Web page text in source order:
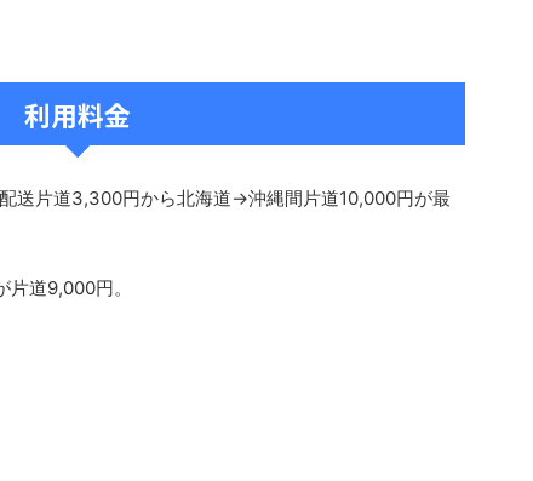
利用料金
送片道3,300円から北海道→沖縄間片道10,000円が最
道9,000円。